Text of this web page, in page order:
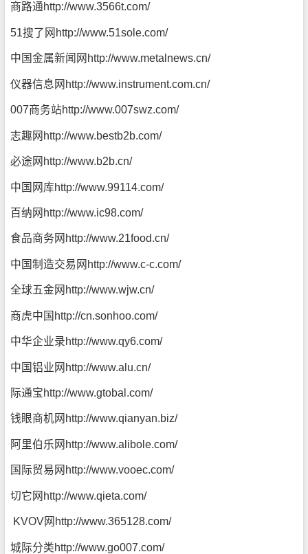
商路通http://www.3566t.com/
51搜了网 http://www.51sole.com/
中国金属新闻网 http://www.metalnews.cn/
仪器信息网 http://www.instrument.com.cn/
007商务站http://www.007swz.com/
志趣网 http://www.bestb2b.com/
必途网 http://www.b2b.cn/
中国网库http://www.99114.com/
百纳网 http://www.ic98.com/
食品商务网 http://www.21food.cn/
中国制造交易网 http://www.c-c.com/
全球五金网 http://www.wjw.cn/
商虎中国 http://cn.sonhoo.com/
中华企业录http://www.qy6.com/
中国铝业网 http://www.alu.cn/
际通宝http://www.gtobal.com/
钱眼商机网 http://www.qianyan.biz/
阿里伯乐网 http://www.alibole.com/
国际贸易网 http://www.vooec.com/
切它网 http://www.qieta.com/
KVOV网 http://www.365128.com/
城际分类http://www.go007.com/